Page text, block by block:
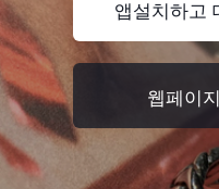
앱설치하고
웹페이